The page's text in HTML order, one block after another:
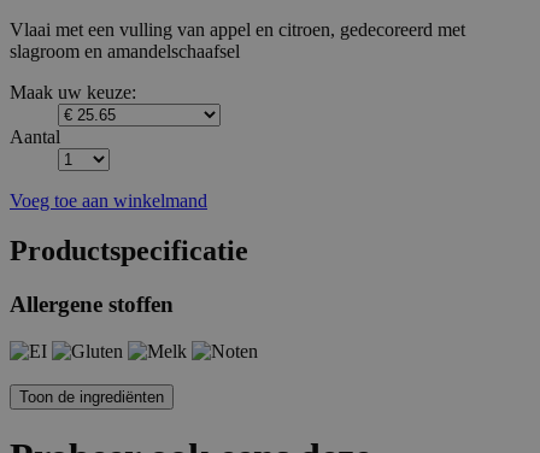
Vlaai met een vulling van appel en citroen, gedecoreerd met
slagroom en amandelschaafsel
Maak uw keuze:
Aantal
Voeg toe aan winkelmand
Productspecificatie
Allergene stoffen